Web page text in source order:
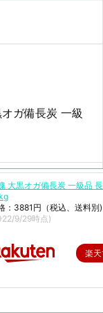
ガ備長炭 一級
大黒オガ備長炭 一級品
：3881円（税込、送料別)
9/29時点)
楽